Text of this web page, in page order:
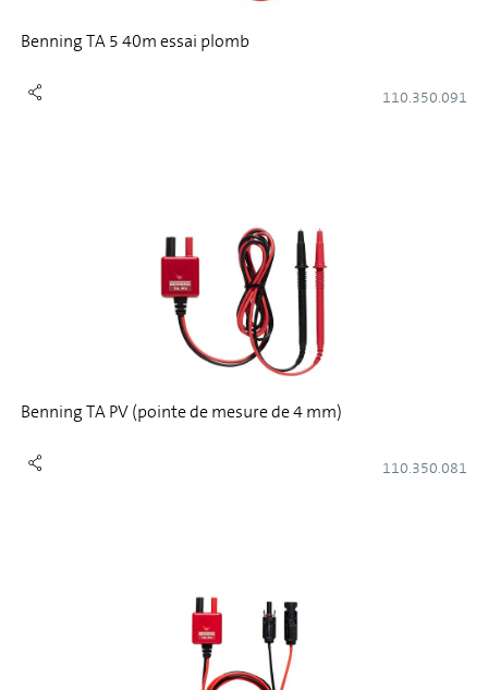
Benning TA 5 40m essai plomb
110.350.091
Benning TA PV (pointe de mesure de 4 mm)
110.350.081